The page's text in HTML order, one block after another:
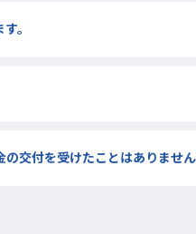
。
交付を受けたことはありませ